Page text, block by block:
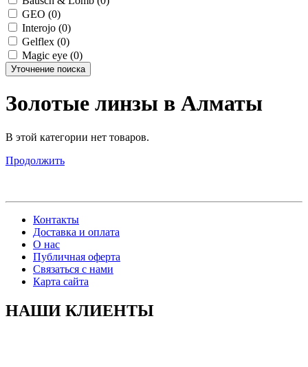
GEO (0)
Interojo (0)
Gelflex (0)
Magic eye (0)
Уточнение поиска
Золотые линзы в Алматы
В этой категории нет товаров.
Продолжить
Контакты
Доставка и оплата
О нас
Публичная оферта
Связаться с нами
Карта сайта
НАШИ КЛИЕНТЫ